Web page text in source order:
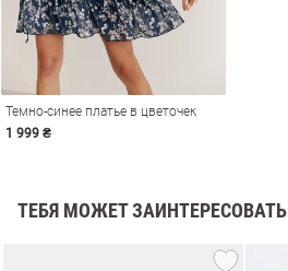
Темно-синее платье в цветочек
1 999 ₴
ТЕБЯ МОЖЕТ ЗАИНТЕРЕСОВАТЬ